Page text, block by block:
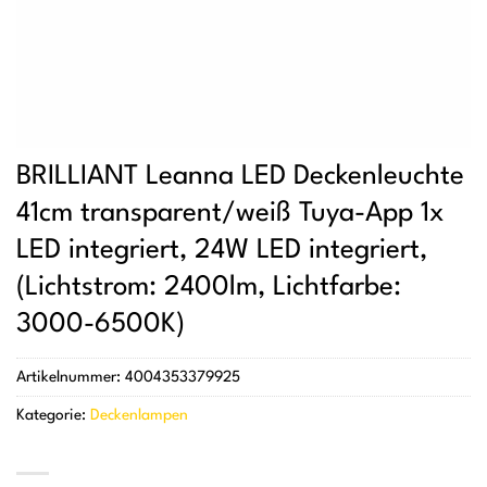
BRILLIANT Leanna LED Deckenleuchte
41cm transparent/weiß Tuya-App 1x
LED integriert, 24W LED integriert,
(Lichtstrom: 2400lm, Lichtfarbe:
3000-6500K)
Artikelnummer: 4004353379925
Kategorie: Deckenlampen